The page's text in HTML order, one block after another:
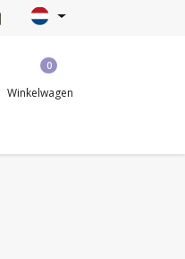
0
Winkelwagen